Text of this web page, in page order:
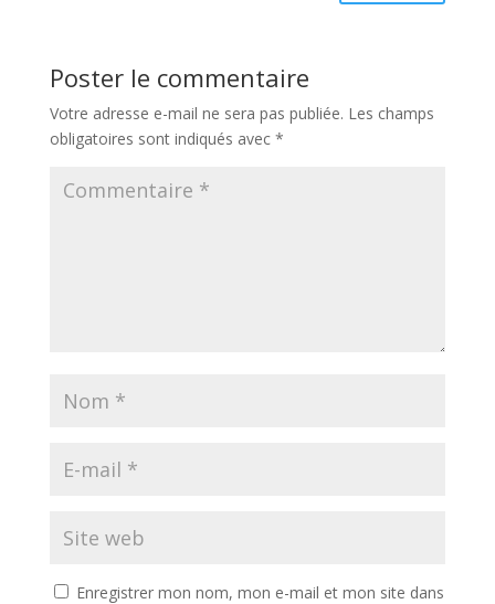
Poster le commentaire
Votre adresse e-mail ne sera pas publiée. Les champs
obligatoires sont indiqués avec *
Enregistrer mon nom, mon e-mail et mon site dans